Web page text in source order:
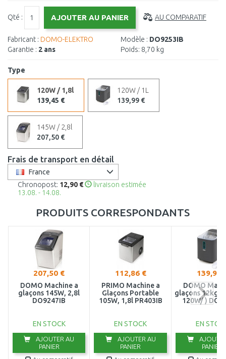
Qté : AU COMPARATIF
Fabricant : DOMO-ELEKTRO
Garantie : 2 ans
Modèle : DO9253IB
Poids: 8,70 kg
Type
120W / 1,8l
139,45 €
120W / 1L
139,99 €
145W / 2,8l
207,50 €
Frais de transport en détail
France
Chronopost: 12,90 €
livraison estimée
13.08. - 14.08.
PRODUITS CORRESPONDANTS
207,50 €
DOMO Machine a
glaçons 145W, 2,8l
DO9247IB
EN STOCK
AJOUTER AU
PANIER
112,86 €
PRIMO Machine a
Glaçons Portable
105W, 1,8l PR403IB
EN STOCK
AJOUTER AU
PANIER
139,99
DOMO
glaçons 12kg/
120W/ )
EN
PANIER